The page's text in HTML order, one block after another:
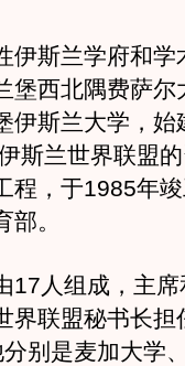
斯兰学府和学
堡西北隅费萨尔
伊斯兰大学，
斯兰世界联盟
程，于1985年
。
17人组成，主
界联盟秘书长担
别是麦加大学